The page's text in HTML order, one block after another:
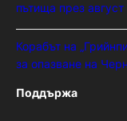
пътища през август
Корабът на
за опазване на
Поддържа